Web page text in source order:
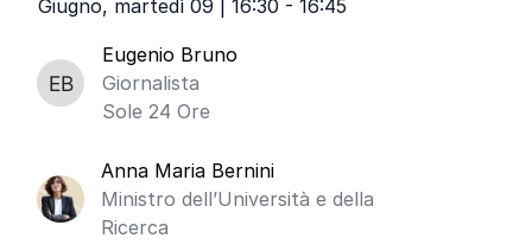
Giugno, martedì 09 | 16:30 - 16:45
Eugenio Bruno
Giornalista
Sole 24 Ore
Anna Maria Bernini
Ministro dell’Università e della
Ricerca